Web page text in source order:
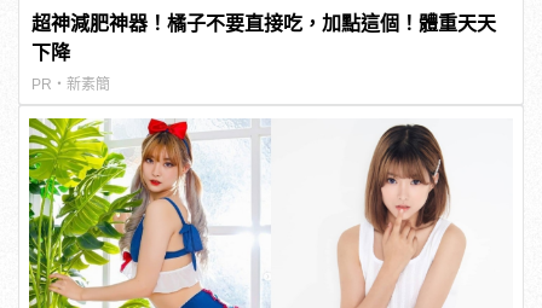
超神減肥神器！橘子不要直接吃，加點這個！體重天天
下降
PR・新素簡